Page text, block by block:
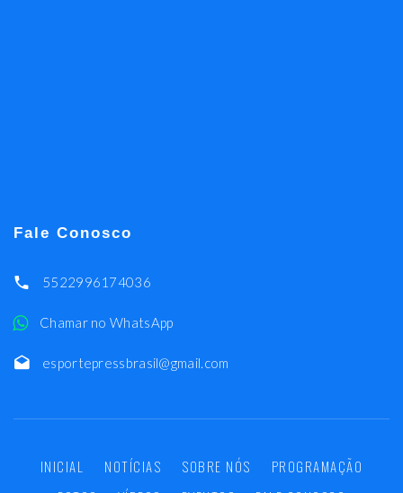
Fale Conosco
5522996174036
Chamar no WhatsApp
esportepressbrasil@gmail.com
INICIAL NOTÍCIAS SOBRE NÓS
PROGRAMAÇÃO